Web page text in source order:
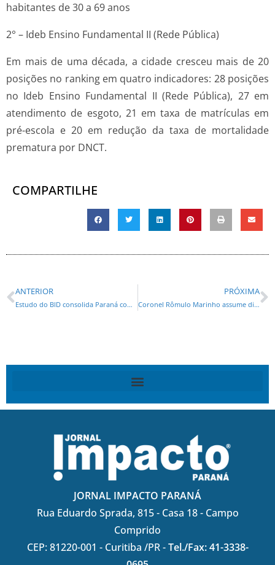
habitantes de 30 a 69 anos
2° – Ideb Ensino Fundamental II (Rede Pública)
Em mais de uma década, a cidade cresceu mais de 20
posições no ranking em quatro indicadores: 28 posições
no Ideb Ensino Fundamental II (Rede Pública), 27 em
atendimento de esgoto, 21 em taxa de matrículas em
pré-escola e 20 em redução da taxa de mortalidade
prematura por DNCT.
COMPARTILHE
ANTERIOR
Estudo do BID consolida Paraná como referência nacional na análise de dados tributários
PRÓXIMA
Coronel Rômulo Marinho assume diretoria-geral da Seap
JORNAL IMPACTO PARANÁ
Rua Eduardo Sprada, 815 - Casa 18 - Campo
Comprido
CEP: 81220-001 - Curitiba /PR -Tel./Fax: 41-3338-